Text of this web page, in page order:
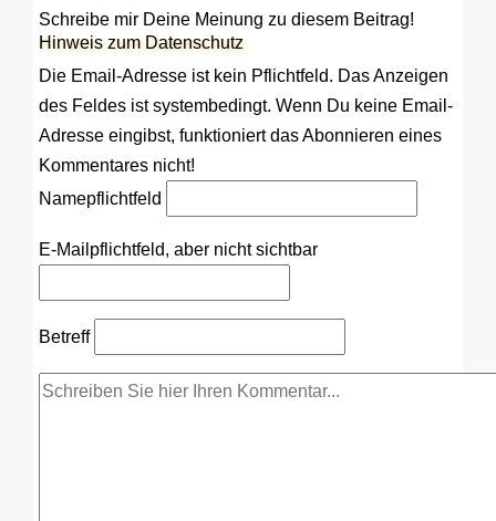
Schreibe mir Deine Meinung zu diesem Beitrag!
Hinweis zum Datenschutz
Die Email-Adresse ist kein Pflichtfeld. Das Anzeigen
des Feldes ist systembedingt. Wenn Du keine Email-
Adresse eingibst, funktioniert das Abonnieren eines
Kommentares nicht!
Namepflichtfeld
E-Mail pflichtfeld, aber nicht sichtbar
Betreff